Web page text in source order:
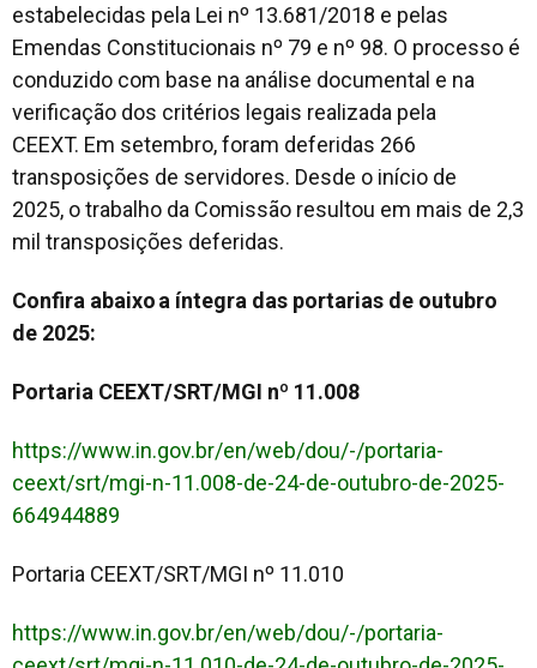
estabelecidas pela Lei nº 13.681/2018 e pelas
Emendas Constitucionais nº 79 e nº 98. O processo é
conduzido com base na análise documental e na
verificação dos critérios legais realizada pela
CEEXT. Em setembro, foram deferidas 266
transposições de servidores. Desde o início de
2025, o trabalho da Comissão resultou em mais de 2,3
mil transposições deferidas.
Confira abaixo a íntegra das portarias de outubro
de 2025:
Portaria CEEXT/SRT/MGI nº 11.008
https://www.in.gov.br/en/web/dou/-/portaria-
ceext/srt/mgi-n-11.008-de-24-de-outubro-de-2025-
664944889
Portaria CEEXT/SRT/MGI nº 11.010
https://www.in.gov.br/en/web/dou/-/portaria-